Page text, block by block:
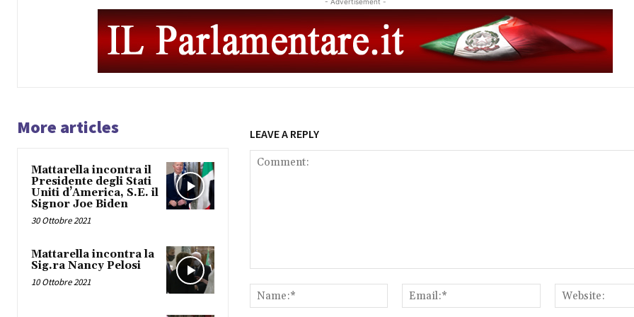
More articles
Mattarella incontra il
Presidente degli Stati
Uniti d’America, S.E. il
Signor Joe Biden
30 Ottobre 2021
Mattarella incontra la
Sig.ra Nancy Pelosi
10 Ottobre 2021
LEAVE A REPLY
Name:*
Email:*